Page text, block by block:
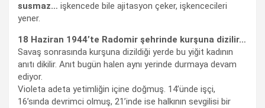
susmaz… işkencede bile ajitasyon çeker, işkencecileri
yener.
18 Haziran 1944’te Radomir şehrinde kurşuna dizilir…
Savaş sonrasında kurşuna dizildiği yerde bu yiğit kadının
anıtı dikilir. Anıt bugün halen aynı yerinde durmaya devam
ediyor.
Violeta adeta yetimliğin içine doğmuş. 14’ünde işçi,
16’sında devrimci olmuş, 21’inde ise halkının sevgilisi bir